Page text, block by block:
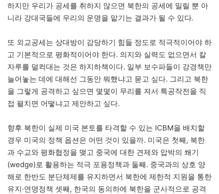
하지만 우리가 공세를 취하지 않으면 북한의 공세에 밀릴 뿐 아
니라 강대국들에 우리의 운명을 맡기는 결과가 될 수 있다.
또 외교공세는 상대방이 감당하기 힘들 정도로 적극적이어야 하
고 기본적으로 평화적이어야 한다. 의지와 실력도 없으면서 칼
자루를 덜컥대는 것은 하지하책이다. 일부 보수파들이 강경책만
늘어놓는 데에 대해선 그동안 뭐했냐고 묻고 싶다. 그리고 북한
을 그렇게 공격하고 싶으면 몇몇이 무리를 져서 특공작전을 직
접 펼치면 어떻냐고 제안하고 싶다.
향후 북한이 실제 미국 본토를 타격할 수 있는 ICBM을 배치할
경우 미국의 정책 옵션은 어떤 것이 있을까. 미국은 첫째, 북한
과 수교와 평화협정을 맺고 중국에 대한 견제와 압박의 쐐기
(wedge)로 활용하는 적극 포용정책과 둘째. 중국과의 상호 양
해로 한반도 분단체제를 유지하면서 북한에 제한적 지원을 통한
유지·연명정책 셋째, 한국의 동의하에 북한을 군사적으로 공격